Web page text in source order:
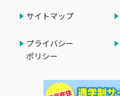
サイトマップ
プライバシー
ポリシー